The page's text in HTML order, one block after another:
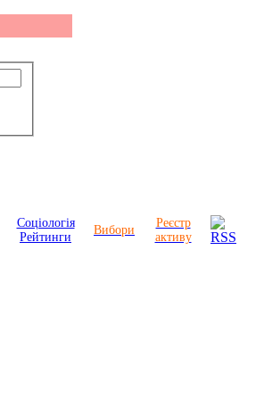
Соціологія
Рейтинги
Вибори
Реєстр
активу